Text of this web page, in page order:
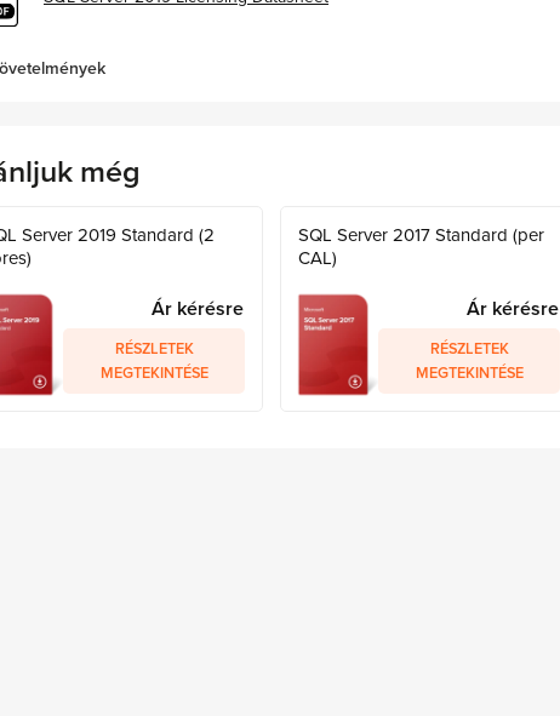
még
Server 2019 Standard (2
Ár kérésre
RÉSZLETEK
MEGTEKINTÉSE
SQL Server 2017 Standard (per
CAL)
Ár kérésre
RÉSZLETEK
MEGTEKINTÉSE